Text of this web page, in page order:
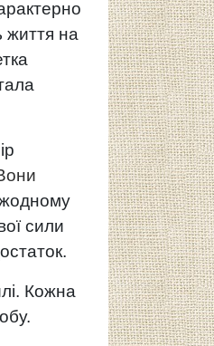
життя на
сили
Кожна